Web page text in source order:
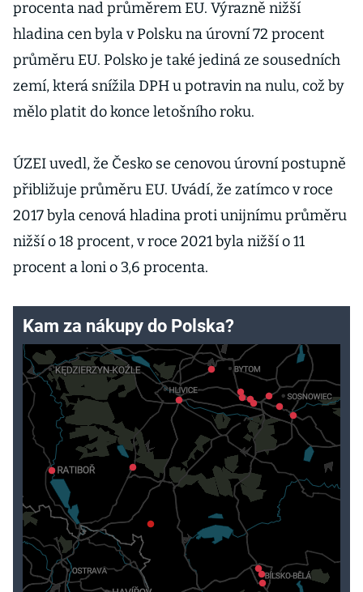
procenta nad průměrem EU. Výrazně nižší
hladina cen byla v Polsku na úrovní 72 procent
průměru EU. Polsko je také jediná ze sousedních
zemí, která snížila DPH u potravin na nulu, což by
mělo platit do konce letošního roku.
ÚZEI uvedl, že Česko se cenovou úrovní postupně
přibližuje průměru EU. Uvádí, že zatímco v roce
2017 byla cenová hladina proti unijnímu průměru
nižší o 18 procent, v roce 2021 byla nižší o 11
procent a loni o 3,6 procenta.